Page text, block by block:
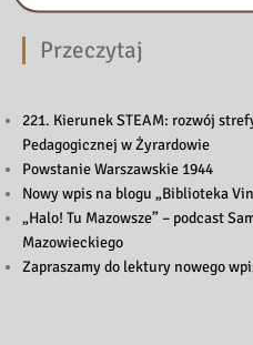
Przeczytaj
221. Kierunek STEAM: rozwój
Pedagogicznej w Żyrardowie
Powstanie Warszawskie 1944
Nowy wpis na blogu „Biblioteka
„Halo! Tu Mazowsze” – podcast
Mazowieckiego
Zapraszamy do lektury nowego